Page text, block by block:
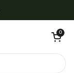
Sepeti aç
0